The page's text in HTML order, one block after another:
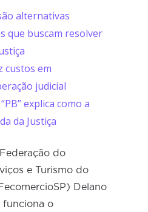
alternativas
que buscam resolver
custos em
judicial
explica como a
da Justiça
do
e Turismo do
Delano
funciona o